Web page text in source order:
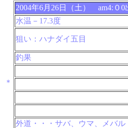
＊
2004年6月26日（土） am4:０
水温－17.3度
狙い：ハナダイ五目
釣果
外道・・・サバ、ウマ、メバル